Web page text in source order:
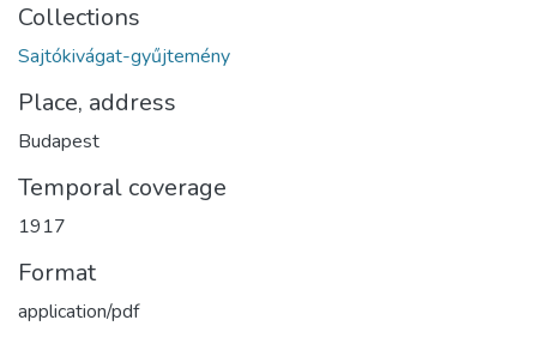
Collections
Sajtókivágat-gyűjtemény
Place, address
Budapest
Temporal coverage
1917
Format
application/pdf